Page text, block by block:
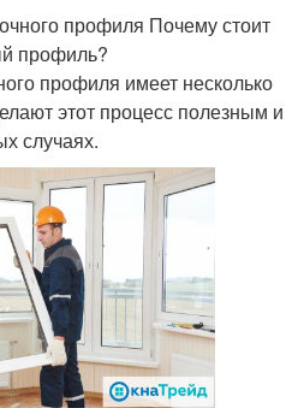
профиля Почему стоит
профиль?
профиля имеет несколько
этот процесс полезным и
случаях.